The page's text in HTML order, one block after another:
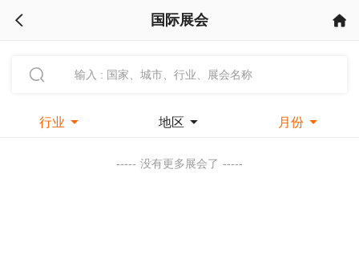
 国际展会 

行业  地区  月份 
----- 没有更多展会了 -----